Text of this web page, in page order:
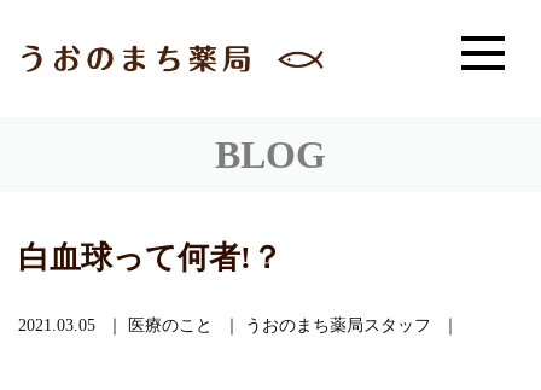
BLOG
白血球って何者!？
2021.03.05 医療のこと うおのまち薬局スタッフ